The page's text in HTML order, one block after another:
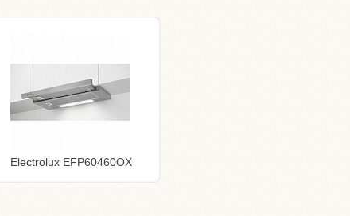
Electrolux EFP60460OX